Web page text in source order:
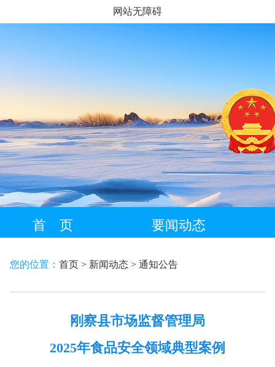
网站无障碍
首 页 要闻动态
藏语专栏
您的位置： 首页 > 新闻动态 > 通知公告
刚察县市场监督管理局
2025年食品安全领域典型案例